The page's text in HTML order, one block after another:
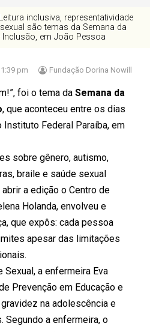
Leitura inclusiva, representatividade
são temas da Semana da
Inclusão, em João Pessoa
pm Fundação Dorina Nowill
foi o tema da Semana da
, que aconteceu entre os dias
Federal Paraíba, em
sobre gênero, autismo,
braile e saúde sexual
a edição o Centro de
Holanda, envolveu e
que expôs: cada pessoa
apesar das limitações
Sexual, a enfermeira Eva
Prevenção em Educação e
na adolescência e
a enfermeira, o